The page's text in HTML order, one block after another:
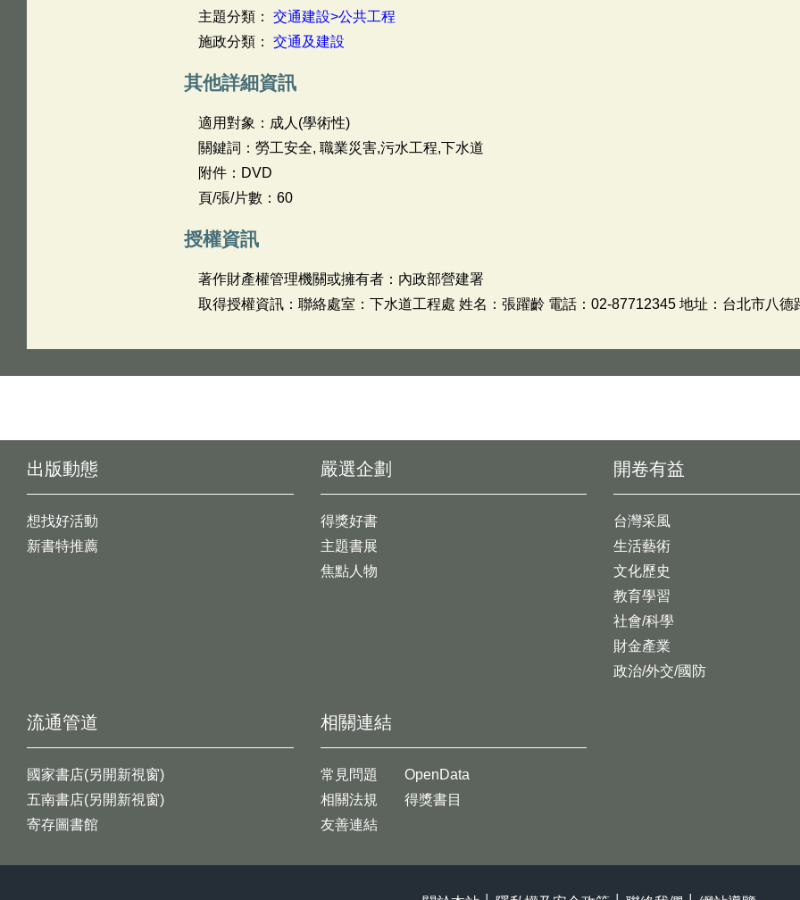
主題分類： 交通建設>公共工程
施政分類： 交通及建設
其他詳細資訊
適用對象：成人(學術性)
關鍵詞：勞工安全, 職業災害,污水工程,下水道
附件：DVD
頁/張/片數：60
授權資訊
著作財產權管理機關或擁有者：內政部營建署
取得授權資訊：聯絡處室：下水道工程處 姓名：張躍齡 電話：02-87712345 地址：台北市八德
出版動態
想找好活動
新書特推薦
開卷有益
台灣采風
生活藝術
文化歷史
教育學習
社會/科學
財金產業
政治/外交/國防
嚴選企劃
得獎好書
主題書展
焦點人物
流通管道
國家書店(另開新視窗)
五南書店(另開新視窗)
寄存圖書館
相關連結
常見問題
相關法規
友善連結
OpenData
得獎書目